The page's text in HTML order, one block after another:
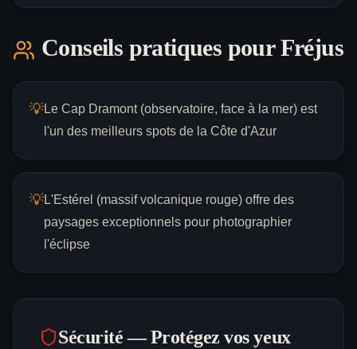
Conseils pratiques pourFréjus
💡Le Cap Dramont (observatoire, face à la mer) est
l'un des meilleurs spots de la Côte d'Azur
💡L'Estérel (massif volcanique rouge) offre des
paysages exceptionnels pour photographier
l'éclipse
Sécurité — Protégez vos yeux